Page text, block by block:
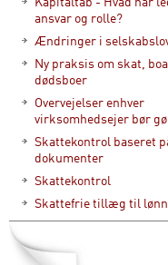
ansvar og rolle?
Ændringer i
Ny praksis om skat,
dødsboer
Overvejelser enhver
virksomhedsejer bør
Skattekontrol baseret
dokumenter
Skattekontrol
Skattefrie tillæg til